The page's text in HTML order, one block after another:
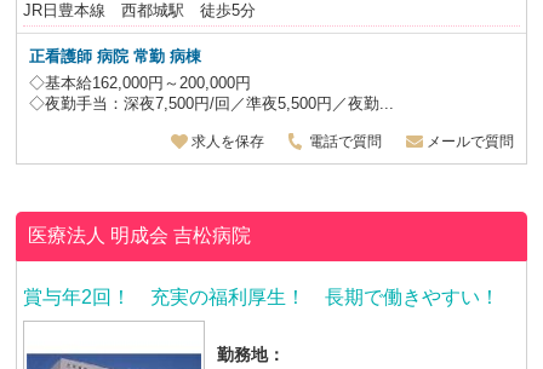
JR日豊本線 西都城駅 徒歩5分
正看護師 病院 常勤 病棟
◇基本給162,000円～200,000円
◇夜勤手当：深夜7,500円/回／準夜5,500円／夜勤...
求人を保存 電話で質問 メールで質問
医療法人 明成会吉松病院
賞与年2回！ 充実の福利厚生！ 長期で働きやすい！
勤務地：